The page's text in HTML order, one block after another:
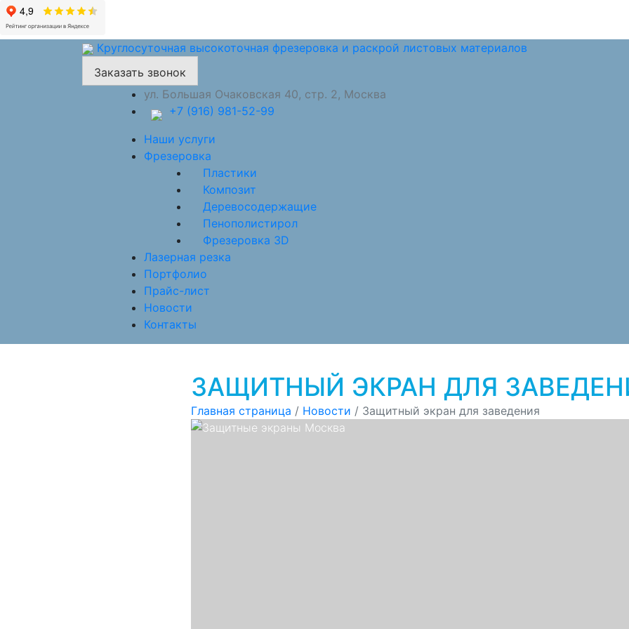
Круглосуточная высокоточная фрезеровка и раскрой листовых материалов
Заказать звонок
ул. Большая Очаковская 40, стр. 2, Москва
+7 (916) 981-52-99
Наши услуги
Фрезеровка
Пластики
Композит
Деревосодержащие
Пенополистирол
Фрезеровка 3D
Лазерная резка
Портфолио
Прайс-лист
Новости
Контакты
ЗАЩИТНЫЙ ЭКРАН ДЛЯ
Главная страница / Новости / Защитный экран для заведения